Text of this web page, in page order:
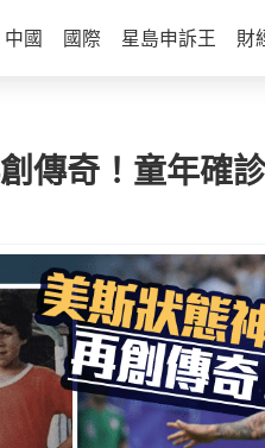
中國 國際 星島申訴王 財
傳奇！童年確